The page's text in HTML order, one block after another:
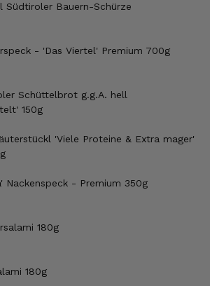
Südtiroler Bauern-Schürze
- 'Das Viertel' Premium 700g
Schüttelbrot g.g.A. hell
150g
'Viele Proteine & Extra mager'
Nackenspeck - Premium 350g
180g
180g